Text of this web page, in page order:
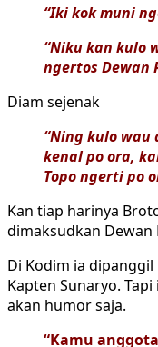
“Iki kok muni
“Niku kan kulo
ngertos Dewan
Diam sejenak
“Ning kulo
kenal po ora,
Topo ngerti po
Kan tiap harinya
dimaksudkan Dewan
Di Kodim ia
Kapten Sunaryo.
akan humor saja.
“Kamu